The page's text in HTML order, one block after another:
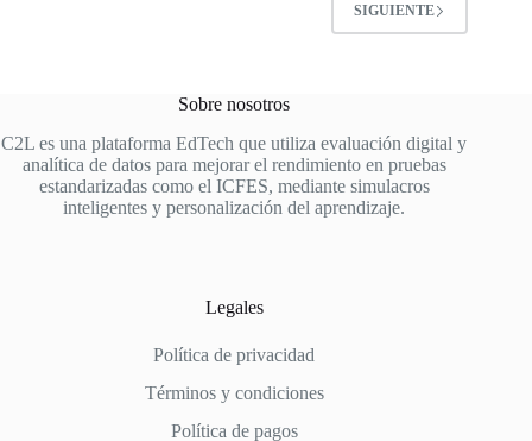
SIGUIENTE
Sobre nosotros
C2L es una plataforma EdTech que utiliza evaluación digital y
analítica de datos para mejorar el rendimiento en pruebas
estandarizadas como el ICFES, mediante simulacros
inteligentes y personalización del aprendizaje.
Legales
Política de privacidad
Términos y condiciones
Política de pagos